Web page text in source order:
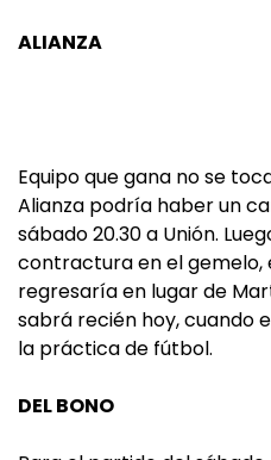
ALIANZA
Equipo que gana no se
Alianza podría haber un
sábado 20.30 a Unión.
contractura en el gemelo,
regresaría en lugar de
sabrá recién hoy, cuando
la práctica de fútbol.
DEL BONO